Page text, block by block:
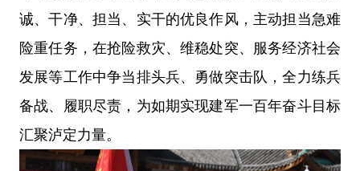
诚、干净、担当、实干的优良作风，主动担当急难
险重任务，在抢险救灾、维稳处突、服务经济社会
发展等工作中争当排头兵、勇做突击队，全力练兵
备战、履职尽责，为如期实现建军一百年奋斗目标
汇聚泸定力量。